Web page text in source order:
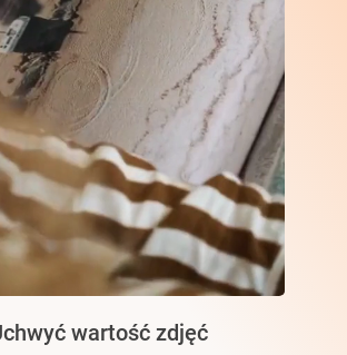
wartość zdjęć